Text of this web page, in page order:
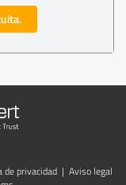
de privacidad | Aviso legal